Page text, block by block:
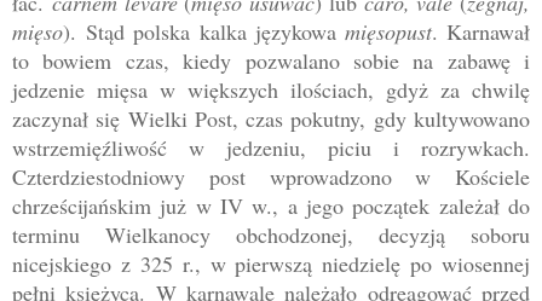
mięso). Stąd polska kalka językowa mięsopust. Karnawał
to bowiem czas, kiedy pozwalano sobie na zabawę i
jedzenie mięsa w większych ilościach, gdyż za chwilę
zaczynał się Wielki Post, czas pokutny, gdy kultywowano
wstrzemięźliwość w jedzeniu, piciu i rozrywkach.
Czterdziestodniowy post wprowadzono w Kościele
chrześcijańskim już w IV w., a jego początek zależał do
terminu Wielkanocy obchodzonej, decyzją soboru
nicejskiego z 325 r., w pierwszą niedzielę po wiosennej
pełni księżyca. W karnawale należało odreagować przed